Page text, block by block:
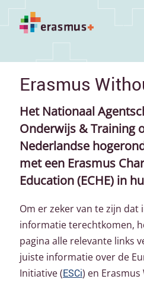
Erasmus
Het Nationaal
Onderwijs & Training
Nederlandse
met een Erasmus
Education (ECHE) in
Om er zeker van te zijn
informatie terechtkomen,
pagina alle relevante links
juiste informatie over de
Initiative (ESCi) en